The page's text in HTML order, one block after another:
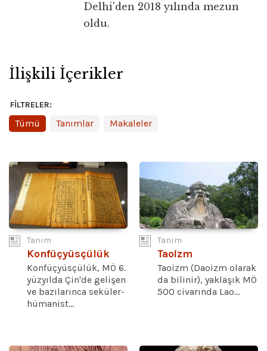
Delhi'den 2018 yılında mezun
oldu.
İlişkili İçerikler
FILTRELER:
Tümü Tanımlar Makaleler
Tanım
Konfüçyüsçülük
Konfüçyüsçülük, MÖ 6.
yüzyılda Çin'de gelişen
ve bazılarınca seküler-
hümanist...
Tanım
Taoizm
Taoizm (Daoizm olarak
da bilinir), yaklaşık MÖ
500 civarında Lao...